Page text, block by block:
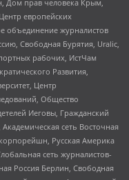
Дом прав человека Крым,
европейских
объединение журналистов
Свободная Бурятия, Uralic,
рабочих, ИстЧам
Развития,
Центр
Общество
Иеговы, Гражданский
сеть Восточная
Русская Америка
сеть журналистов-
Россия Берлин, Свободная